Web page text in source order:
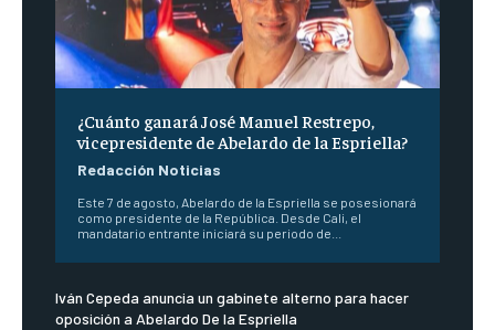
¿Cuánto ganará José Manuel Restrepo,
vicepresidente de Abelardo de la Espriella?
Redacción Noticias
Este 7 de agosto, Abelardo de la Espriella se posesionará
como presidente de la República. Desde Cali, el
mandatario entrante iniciará su periodo de...
Iván Cepeda anuncia un gabinete alterno para hacer
oposición a Abelardo De la Espriella